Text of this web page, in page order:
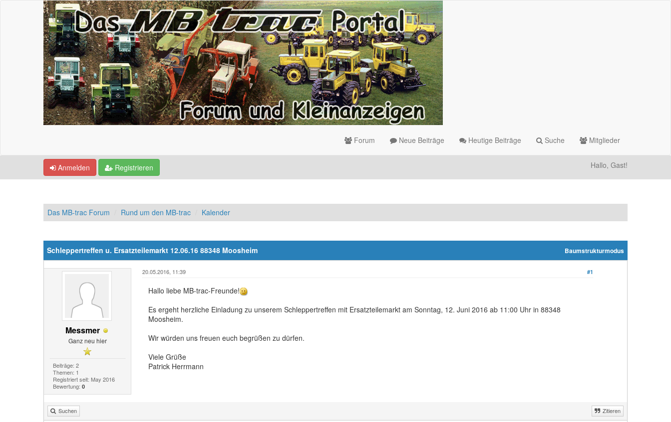
Forum Neue Beiträge Heutige Beiträge Suche Mitglieder
Anmelden Registrieren Hallo, Gast!
Das MB-trac Forum Rund um den MB-trac Kalender
Baumstrukturmodus
Schleppertreffen u. Ersatzteilemarkt 12.06.16 88348 Moosheim
Messmer
Ganz neu hier
Beiträge: 2
Themen: 1
Registriert seit: May 2016
Bewertung: 0
#1
20.05.2016, 11:39
Hallo liebe MB-trac-Freunde!
Es ergeht herzliche Einladung zu unserem Schleppertreffen mit Ersatzteilemarkt am Sonntag, 12. Juni 2016 ab 11:00 Uhr in 88348
Moosheim.
Wir würden uns freuen euch begrüßen zu dürfen.
Viele Grüße
Patrick Herrmann
Suchen Zitieren